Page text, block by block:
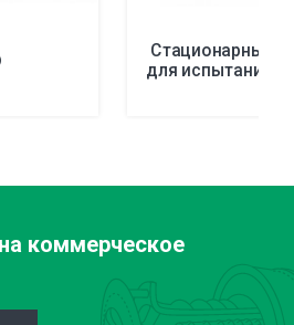
Стационарные
для испытаний
на коммерческое